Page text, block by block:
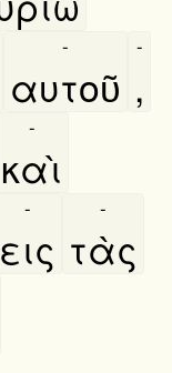
αυτοῦ
-
,
-
καὶ
-
εις
-
τὰς
-